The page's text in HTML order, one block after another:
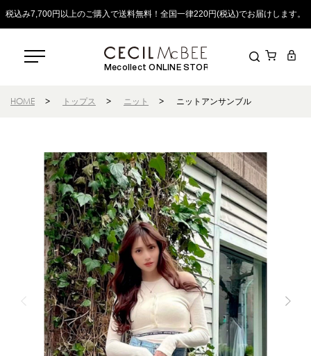
税込み7,700円以上のご購入で送料無料！全国一律220円(税込)でお届けします。
Mecollect ONLINE STORE
HOME > トップス > ニット > ニットアンサンブル